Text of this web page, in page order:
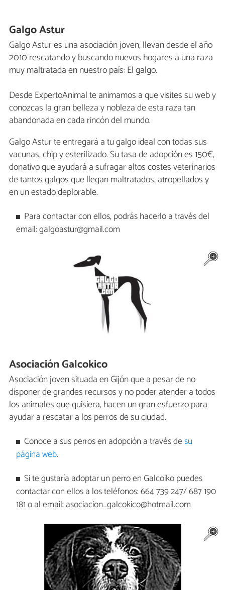
Galgo Astur
Galgo Astur es una asociación joven, llevan desde el año
2010 rescatando y buscando nuevos hogares a una raza
muy maltratada en nuestro país: El galgo.
Desde ExpertoAnimal te animamos a que visites su web y
conozcas la gran belleza y nobleza de esta raza tan
abandonada en cada rincón del mundo.
Galgo Astur te entregará a tu galgo ideal con todas sus
vacunas, chip y esterilizado. Su tasa de adopción es 150€,
donativo que ayudará a sufragar altos costes veterinarios
de tantos galgos que llegan maltratados, atropellados y
en un estado deplorable.
Para contactar con ellos, podrás hacerlo a través del
email: galgoastur@gmail.com
Asociación Galcokico
Asociación joven situada en Gijón que a pesar de no
disponer de grandes recursos y no poder atender a todos
los animales que quisiera, hacen un gran esfuerzo para
ayudar a rescatar a los perros de su ciudad.
Conoce a sus perros en adopción a través desu
página web.
Si te gustaría adoptar un perro en Galcoiko puedes
contactar con ellos a los teléfonos: 664 739 247/ 687 190
181 o al email: asociacion_galcokico@hotmail.com